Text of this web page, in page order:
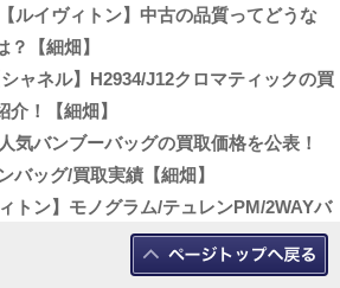
【ルイヴィトン】中古の品質ってどうな
【細畑】
ャネル】H2934/J12クロマティックの買
！【細畑】
気バンブーバッグの買取価格を公表！
バッグ/買取実績【細畑】
トン】モノグラム/テュレンPM/2WAYバ
年製/M48813/ショルダーストラッ
取実績【細畑】